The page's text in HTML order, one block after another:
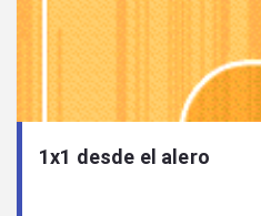
1x1 desde el alero